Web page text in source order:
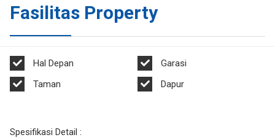
Fasilitas Property
Hal Depan
Garasi
Taman
Dapur
Spesifikasi Detail :